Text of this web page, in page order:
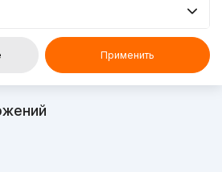
Применить